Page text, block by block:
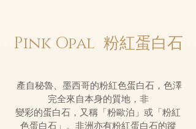
Pink Opal ​ 粉紅蛋白石
產自秘魯、墨西哥的粉紅色蛋白石，色澤
完全來自本身的質地，非
變彩的蛋白石，又稱「粉歐泊」或「粉紅
色蛋白石」。 非洲亦有粉紅蛋白石的蹤